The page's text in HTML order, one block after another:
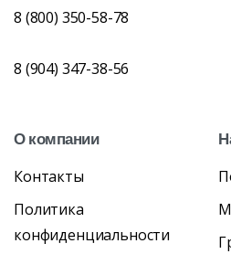
8 (800) 350-58-78
8 (904) 347-38-56
Окомпании
Контакты
Политика
конфиденциальности